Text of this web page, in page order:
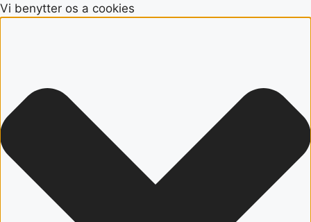
Vi benytter os a cookies